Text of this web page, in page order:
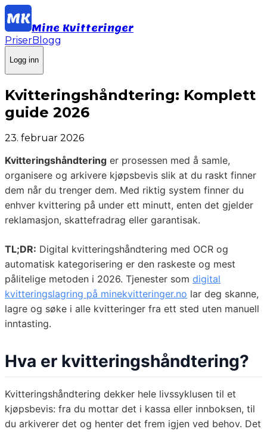
Mine Kvitteringer
PriserBlogg
Logg inn
Kvitteringshåndtering: Komplett
guide 2026
23. februar 2026
Kvitteringshåndtering er prosessen med å samle,
organisere og arkivere kjøpsbevis slik at du raskt finner
dem når du trenger dem. Med riktig system finner du
enhver kvittering på under ett minutt, enten det gjelder
reklamasjon, skattefradrag eller garantisak.
TL;DR: Digital kvitteringshåndtering med OCR og
automatisk kategorisering er den raskeste og mest
pålitelige metoden i 2026. Tjenester som digital
kvitteringslagring på minekvitteringer.no lar deg skanne,
lagre og søke i alle kvitteringer fra ett sted uten manuell
inntasting.
Hva er kvitteringshåndtering?
Kvitteringshåndtering dekker hele livssyklusen til et
kjøpsbevis: fra du mottar det i kassa eller innboksen, til
du arkiverer det og henter det frem igjen ved behov. Det